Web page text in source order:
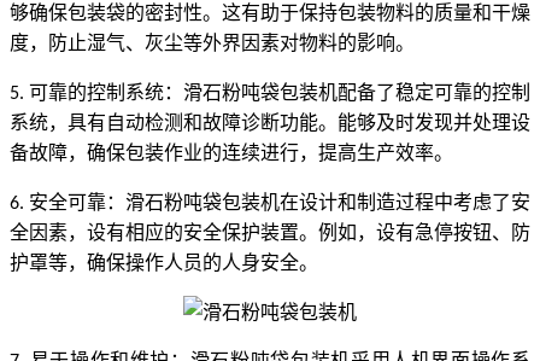
够确保包装袋的密封性。这有助于保持包装物料的质量和干燥
度，防止湿气、灰尘等外界因素对物料的影响。
5. 可靠的控制系统：滑石粉吨袋包装机配备了稳定可靠的控制
系统，具有自动检测和故障诊断功能。能够及时发现并处理设
备故障，确保包装作业的连续进行，提高生产效率。
6. 安全可靠：滑石粉吨袋包装机在设计和制造过程中考虑了安
全因素，设有相应的安全保护装置。例如，设有急停按钮、防
护罩等，确保操作人员的人身安全。